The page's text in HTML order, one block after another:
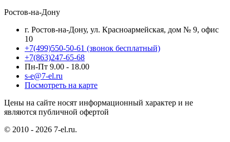
Ростов-на-Дону
г. Ростов-на-Дону, ул. Красноармейская, дом № 9, офис
10
+7(499)550-50-61 (звонок бесплатный)
+7(863)247-65-68
Пн-Пт 9.00 - 18.00
s-e@7-el.ru
Посмотреть на карте
Цены на сайте носят информационный характер и не
являются публичной офертой
© 2010 - 2026 7-el.ru.